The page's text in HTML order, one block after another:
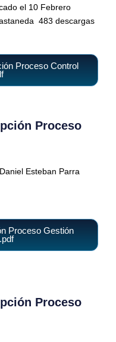
el 10 Febrero
483 descargas
Proceso Control
Proceso
Esteban Parra
Proceso Gestión
Proceso